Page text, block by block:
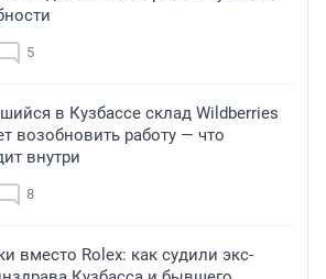
5
в Кузбассе склад Wildberries
возобновить работу — что
внутри
8
вместо Rolex: как судили экс-